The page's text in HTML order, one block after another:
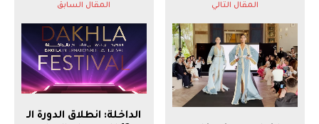
المقال السابق
الداخلة: انطلاق الدورة الـ
المقال التالي